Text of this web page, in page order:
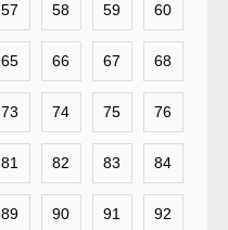
57 58 59 60
65 66 67 68
73 74 75 76
81 82 83 84
89 90 91 92